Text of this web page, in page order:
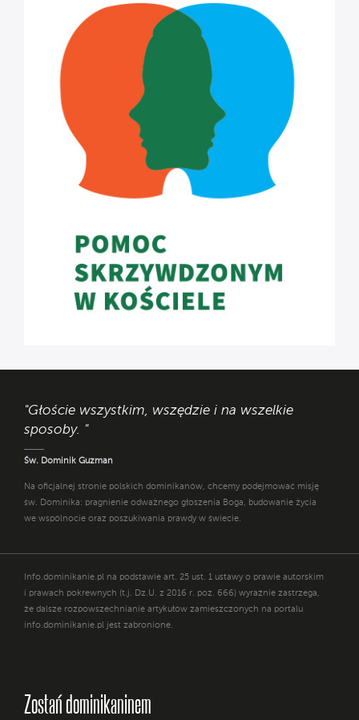
"Głoście wszystkim, wszędzie i na wszelkie
sposoby. "
Św. Dominik Guzman
Na oficjalnej stronie polskich dominikanów, chcemy podejmować misję
św. Dominika: pragnienie odważnego głoszenia Boga, budowanie życia
we wspólnocie oraz poszukiwania prawdy w świecie.
Info.dominikanie.pl na podstawie art. 25 ust. 1 ustawy o prawie autorskim
i prawach pokrewnych (t.j. Dz.U. z 2016 r. poz. 666) wyraźnie zastrzega,
że dalsze rozpowszechnianie artykułów zamieszczonych na portalu
info.dominikanie.pl jest zabronione.
Zostań dominikaninem